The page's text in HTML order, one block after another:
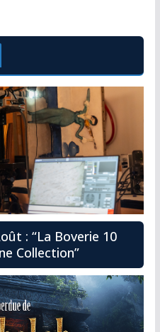
: “La Boverie 10
Collection”